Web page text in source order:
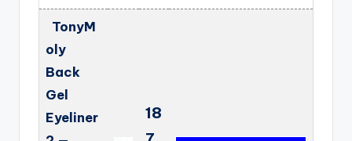
TonyM
oly
Back
Gel
Eyeliner
18